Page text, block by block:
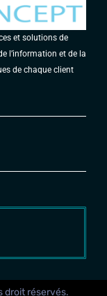
et solutions de
l’information et de la
de chaque client
droit réservés.